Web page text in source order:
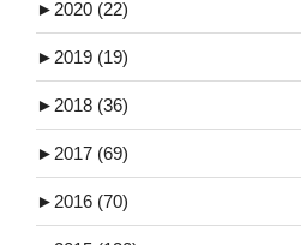
► 2020 (22)
► 2019 (19)
► 2018 (36)
► 2017 (69)
► 2016 (70)